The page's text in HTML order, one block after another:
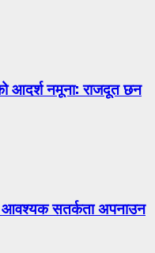
आदर्श नमूना: राजदूत छन
आवश्यक सतर्कता अपनाउन